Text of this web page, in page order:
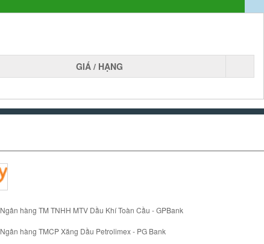
GIÁ / HẠNG
Ngân hàng TM TNHH MTV Dầu Khí Toàn Cầu - GPBank
Ngân hàng TMCP Xăng Dầu Petrolimex - PG Bank